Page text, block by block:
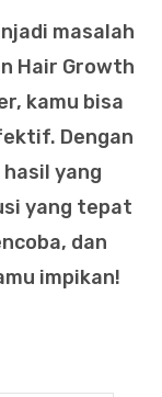
masalah
Hair Growth
kamu bisa
Dengan
yang
yang tepat
dan
impikan!